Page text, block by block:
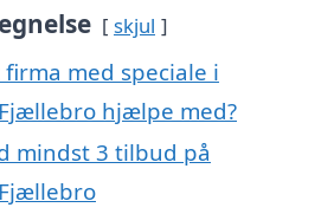
skjul
med speciale i
hjælpe med?
mindst 3 tilbud på